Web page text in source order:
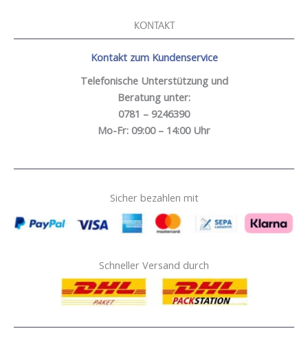
KONTAKT
Kontakt zum Kundenservice
Telefonische Unterstützung und
Beratung unter:
0781 – 9246390
Mo-Fr: 09:00 – 14:00 Uhr
Sicher bezahlen mit
Schneller Versand durch